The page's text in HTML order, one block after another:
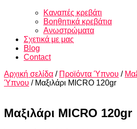
Καναπές κρεβάτι
Βοηθητικά κρεβάτια
Ανωστρώματα
Σχετικά με μας
Blog
Contact
Αρχική σελίδα / Προϊόντα Ύπνου /
Ύπνου / Μαξιλάρι MICRO 120gr
Μαξιλάρι MICRO 120gr